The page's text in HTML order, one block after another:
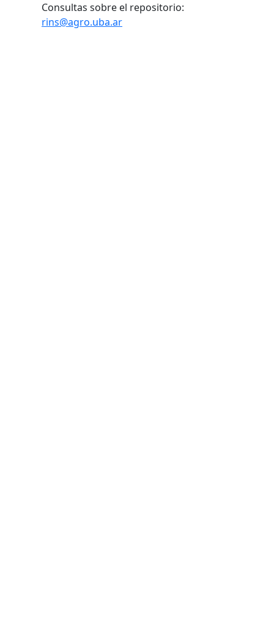
Consultas sobre el repositorio:
rins@agro.uba.ar